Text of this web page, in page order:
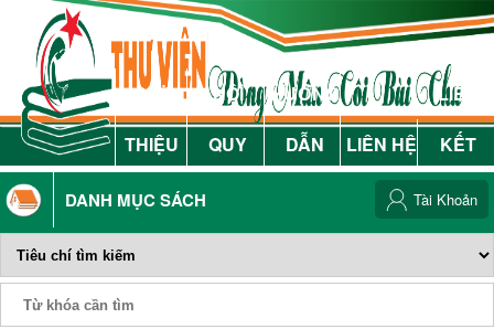
GIỚI
THIỆU
NỘI
QUY
HƯỚNG
DẪN
LIÊN HỆ
LIÊN
KẾT
DANH MỤC SÁCH Tài Khoản